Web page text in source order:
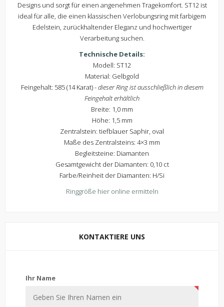
Designs und sorgt für einen angenehmen Tragekomfort. ST12 ist
ideal für alle, die einen klassischen Verlobungsring mit farbigem
Edelstein, zurückhaltender Eleganz und hochwertiger
Verarbeitung suchen.
Technische Details:
Modell: ST12
Material: Gelbgold
Feingehalt: 585 (14 Karat) -dieser Ring ist ausschließlich in diesem
Feingehalt erhältlich
Breite: 1,0 mm
Höhe: 1,5 mm
Zentralstein: tiefblauer Saphir, oval
Maße des Zentralsteins: 4×3 mm
Begleitsteine: Diamanten
Gesamtgewicht der Diamanten: 0,10 ct
Farbe/Reinheit der Diamanten: H/Si
Ringgröße hier online ermitteln
KONTAKTIERE UNS
Ihr Name